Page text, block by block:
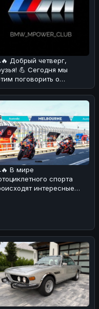
Добрый четверг,
💪 Сегодня мы
поговорить о
курьёзном
который про
В мире
спорта
интересные